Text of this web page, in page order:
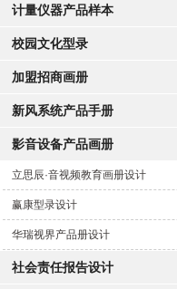
计量仪器产品样本
校园文化型录
加盟招商画册
新风系统产品手册
影音设备产品画册
立思辰·音视频教育画册设计
赢康型录设计
华瑞视界产品册设计
社会责任报告设计